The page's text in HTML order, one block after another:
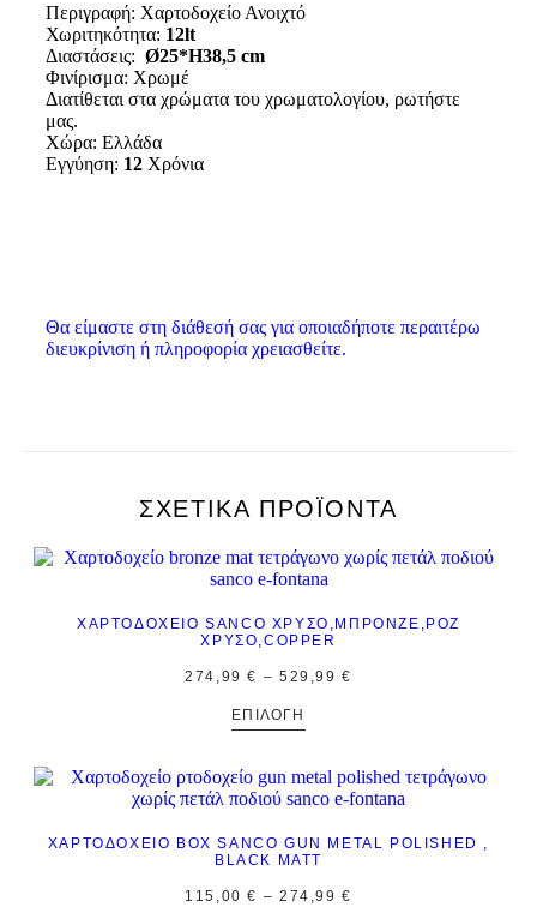
Περιγραφή: Χαρτοδοχείο Ανοιχτό
Χωριτηκότητα: 12lt
Διαστάσεις: Ø25*H38,5 cm
Φινίρισμα: Χρωμέ
Διατίθεται στα χρώματα του χρωματολογίου, ρωτήστε
μας.
Xώρα: Ελλάδα
Εγγύηση: 12 Χρόνια
Θα είμαστε στη διάθεσή σας για οποιαδήποτε περαιτέρω
διευκρίνιση ή πληροφορία χρειασθείτε.
ΣΧΕΤΙΚΆ ΠΡΟΪΌΝΤΑ
ΧΑΡΤΟΔΟΧΕΊΟ SANCO ΧΡΥΣΌ,ΜΠΡΟΝΖΈ,ΡΟΖ
ΧΡΥΣΌ,COPPER
274,99€ – 529,99€
ΕΠΙΛΟΓΉ
ΧΑΡΤΟΔΟΧΕΊΟ BOX SANCO GUN METAL POLISHED ,
BLACK MATT
115,00€ – 274,99€